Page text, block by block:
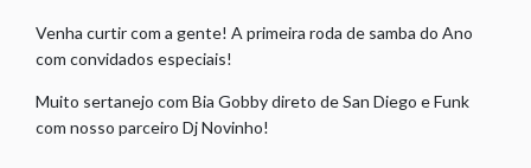
Venha curtir com a gente! A primeira roda de samba do Ano
com convidados especiais!
Muito sertanejo com Bia Gobby direto de San Diego e Funk
com nosso parceiro Dj Novinho!